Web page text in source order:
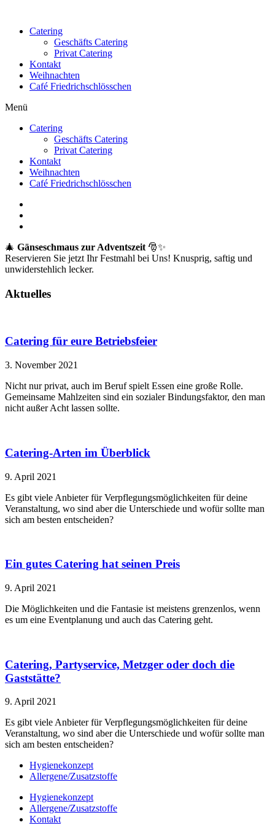
Catering
Geschäfts Catering
Privat Catering
Kontakt
Weihnachten
Café Friedrichschlösschen
Menü
Catering
Geschäfts Catering
Privat Catering
Kontakt
Weihnachten
Café Friedrichschlösschen
🎄 Gänseschmaus zur Adventszeit 🎅✨
Reservieren Sie jetzt Ihr Festmahl bei Uns! Knusprig, saftig und
unwiderstehlich lecker.
Aktuelles
Catering für eure Betriebsfeier
3. November 2021
Nicht nur privat, auch im Beruf spielt Essen eine große Rolle.
Gemeinsame Mahlzeiten sind ein sozialer Bindungsfaktor, den man
nicht außer Acht lassen sollte.
Catering-Arten im Überblick
9. April 2021
Es gibt viele Anbieter für Verpflegungsmöglichkeiten für deine
Veranstaltung, wo sind aber die Unterschiede und wofür sollte man
sich am besten entscheiden?
Ein gutes Catering hat seinen Preis
9. April 2021
Die Möglichkeiten und die Fantasie ist meistens grenzenlos, wenn
es um eine Eventplanung und auch das Catering geht.
Catering, Partyservice, Metzger oder doch die
Gaststätte?
9. April 2021
Es gibt viele Anbieter für Verpflegungsmöglichkeiten für deine
Veranstaltung, wo sind aber die Unterschiede und wofür sollte man
sich am besten entscheiden?
Hygienekonzept
Allergene/Zusatzstoffe
Hygienekonzept
Allergene/Zusatzstoffe
Kontakt